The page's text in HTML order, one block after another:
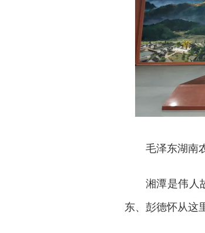
毛泽东湖南
湘潭是伟人
东、彭德怀从这